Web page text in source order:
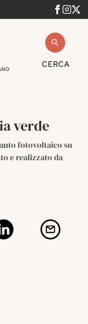
CERCA
verde
fotovoltaico su
e realizzato da